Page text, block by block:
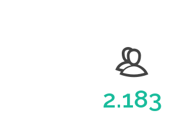
2.183